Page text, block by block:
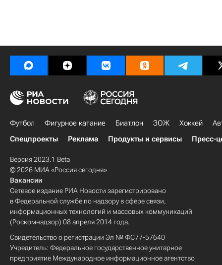
Футбол Фигурное катание Биатлон ЗОЖ Хоккей
Спецпроекты
Реклама Продукты и сервисы Пресс-
Версия 2023.1 Beta
© 2026 МИА «Россия сегодня»
Вакансии
Сетевое издание РИА Новости зарегистрировано
в Федеральной службе по надзору в сфере связи,
информационных технологий и массовых коммуникаций
(Роскомнадзор) 08 апреля 2014 года.
Свидетельство о регистрации Эл № ФС77-57640
Учредитель: Федеральное государственное унитарное
предприятие Международное информационное агентство